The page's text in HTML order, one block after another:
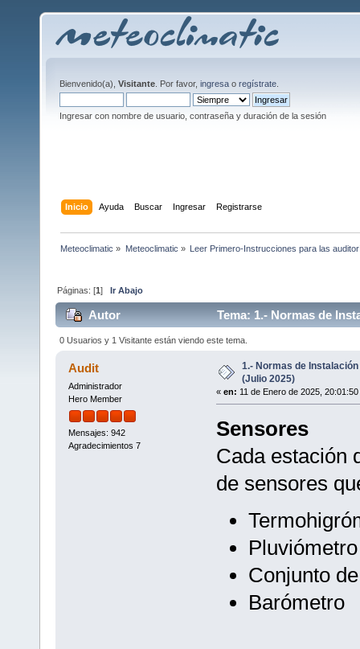
Bienvenido(a), Visitante . Por favor, ingresa o regístrate
Ingresar con nombre de usuario, contraseña y duración de la sesión
Inicio Ayuda Buscar Ingresar Registrarse
Meteoclimatic » Meteoclimatic » Leer Primero-Instrucciones para las
Páginas: [1]Ir Abajo
Autor Tema: 1.- Normas de
0 Usuarios y 1 Visitante están viendo este tema.
Audit
Administrador
Hero Member
Mensajes: 942
Agradecimientos 7
1.- Normas de
(Julio 2025)
« en: 11 de Enero de 2025, 20:01:50
Sensores
Cada estación
de sensores
Pluviómetro
Conjunto
Barómetro